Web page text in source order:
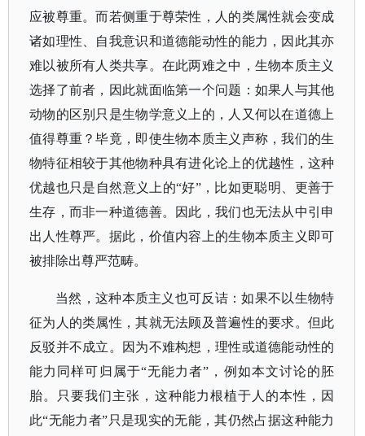
应被尊重。而若侧重于尊荣性，人的类属性就会变成
诸如理性、自我意识和道德能动性的能力，因此其亦
难以被所有人类共享。在此两难之中，生物本质主义
选择了前者，因此就面临第一个问题：如果人与其他
动物的区别只是生物学意义上的，人又何以在道德上
值得尊重？毕竟，即使生物本质主义声称，我们的生
物特征相较于其他物种具有进化论上的优越性，这种
优越也只是自然意义上的“好”，比如更聪明、更善于
生存，而非一种道德善。因此，我们也无法从中引申
出人性尊严。据此，价值内容上的生物本质主义即可
被排除出尊严范畴。
当然，这种本质主义也可反诘：如果不以生物特
征为人的类属性，其就无法顾及普遍性的要求。但此
反驳并不成立。因为不难构想，理性或道德能动性的
能力同样可归属于“无能力者”，例如本文讨论的胚
胎。只要我们主张，这种能力根植于人的本性，因
此“无能力者”只是现实的无能，其仍然占据这种能力